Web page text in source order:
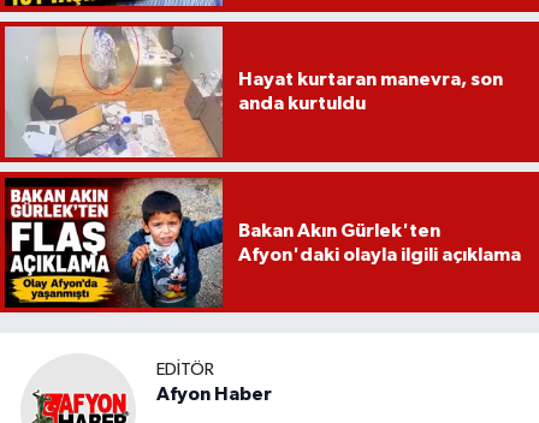
Hayat kurtaran manevra, son
anda kurtuldu
Bakan Akın Gürlek'ten
Afyon'daki olayla ilgili açıklama
EDITÖR
Afyon Haber